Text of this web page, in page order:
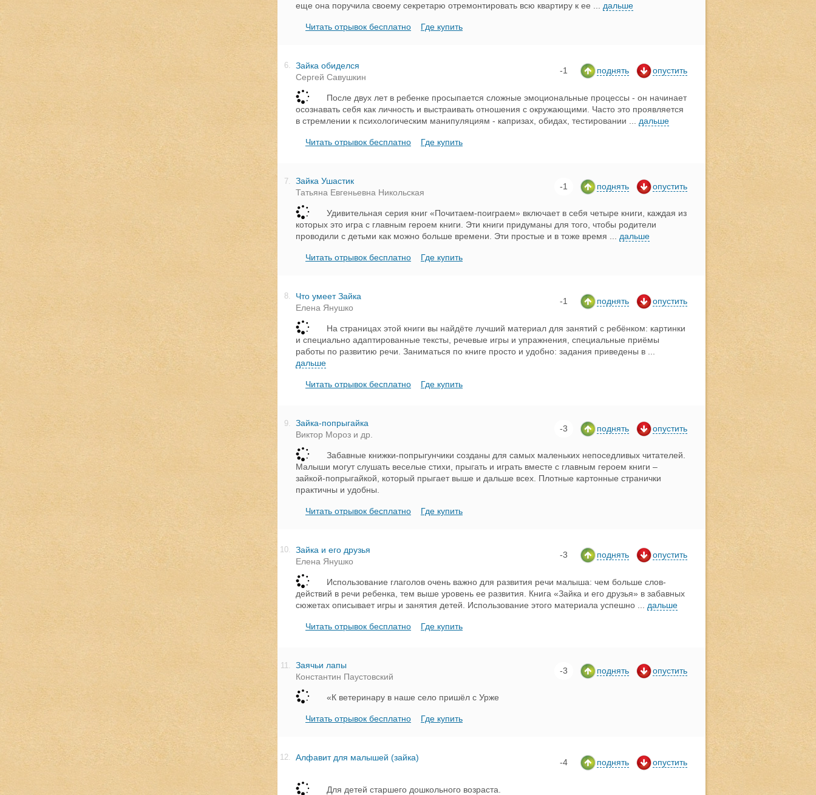
еще она поручила своему секретарю отремонтировать всю квартиру к ее
дальше
Читать отрывок бесплатно Где купить
6.
Зайка обиделся
Сергей Савушкин
-1 поднять опустить
После двух лет в ребенке просыпается сложные эмоциональные процессы - он начинает
осознавать себя как личность и выстраивать отношения с окружающими. Часто это проявляется
в стремлении к психологическим манипуляциям - капризах, обидах, тестировании
дальше
Читать отрывок бесплатно Где купить
7.
Зайка Ушастик
Татьяна Евгеньевна Никольская
-1 поднять опустить
Удивительная серия книг «Почитаем-поиграем» включает в себя четыре книги, каждая из
которых это игра с главным героем книги. Эти книги придуманы для того, чтобы родители
проводили с детьми как можно больше времени. Эти простые и в тоже время
дальше
Читать отрывок бесплатно Где купить
8.
Что умеет Зайка
Елена Янушко
-1 поднять опустить
На страницах этой книги вы найдёте лучший материал для занятий с ребёнком: картинки
и специально адаптированные тексты, речевые игры и упражнения, специальные приёмы
работы по развитию речи. Заниматься по книге просто и удобно: задания приведены в
дальше
Читать отрывок бесплатно Где купить
9.
Зайка-попрыгайка
Виктор Мороз и др.
-3 поднять опустить
Забавные книжки-попрыгунчики созданы для самых маленьких непоседливых читателей.
Малыши могут слушать веселые стихи, прыгать и играть вместе с главным героем книги –
зайкой-попрыгайкой, который прыгает выше и дальше всех. Плотные картонные странички
практичны и удобны.
Читать отрывок бесплатно Где купить
10.
Зайка и его друзья
Елена Янушко
-3 поднять опустить
Использование глаголов очень важно для развития речи малыша: чем больше слов-
действий в речи ребенка, тем выше уровень ее развития. Книга «Зайка и его друзья» в забавных
сюжетах описывает игры и занятия детей. Использование этого материала успешно
дальше
Читать отрывок бесплатно Где купить
11.
Заячьи лапы
Константин Паустовский
-3 поднять опустить
«К ветеринару в наше село пришёл с Урже
Читать отрывок бесплатно Где купить
12. Алфавит для малышей (зайка) -4 поднять опустить
Для детей старшего дошкольного возраста.